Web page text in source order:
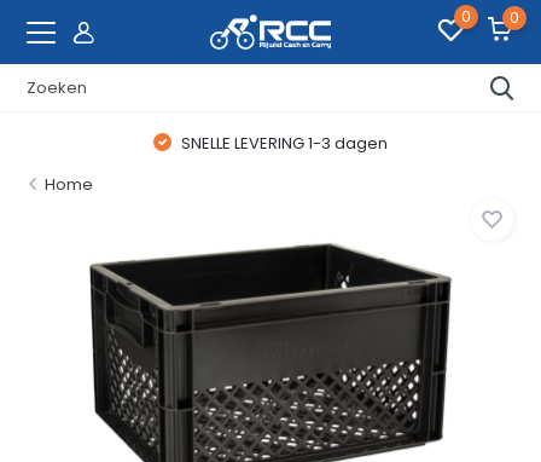
0 0
SNELLE LEVERING 1-3 dagen
Home